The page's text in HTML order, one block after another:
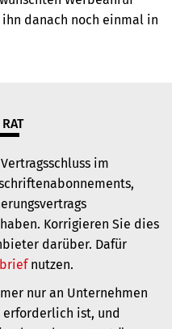
danach noch einmal in
im
,
Korrigieren Sie dies
darüber. Dafür
nutzen.
nur an Unternehmen
ist, und